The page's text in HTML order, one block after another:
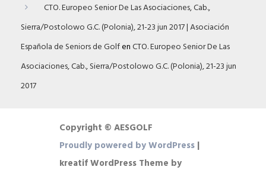
CTO. Europeo Senior De Las Asociaciones, Cab.,
Sierra/Postolowo G.C. (Polonia), 21-23 jun 2017 | Asociación
Española de Seniors de GolfenCTO. Europeo Senior De Las
Asociaciones, Cab., Sierra/Postolowo G.C. (Polonia), 21-23 jun
2017
Copyright © AESGOLF
Proudly powered by WordPress |
kreatif WordPress Theme by